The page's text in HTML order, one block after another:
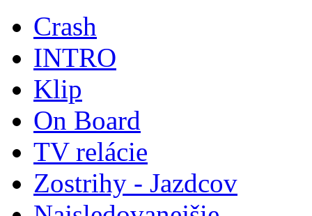
Crash
INTRO
Klip
On Board
TV relácie
Zostrihy - Jazdcov